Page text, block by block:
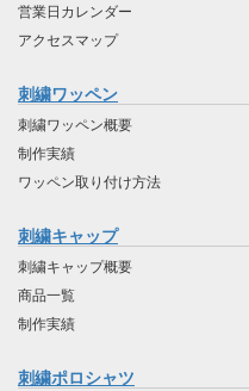
営業日カレンダー
アクセスマップ
刺繍ワッペン
刺繍ワッペン概要
制作実績
ワッペン取り付け方法
刺繍キャップ
刺繍キャップ概要
商品一覧
制作実績
刺繍ポロシャツ